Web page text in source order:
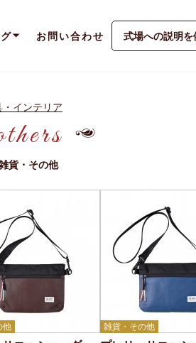
お問い合わせ 式場への説明を
・インテリア
貨・その他
他 雑貨・その他